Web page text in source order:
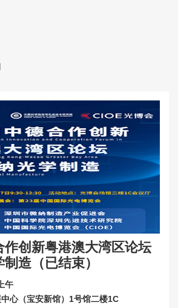
作创新粤港澳大湾区论坛
造（已结束）
午
心（宝安新馆）1号馆二楼1C